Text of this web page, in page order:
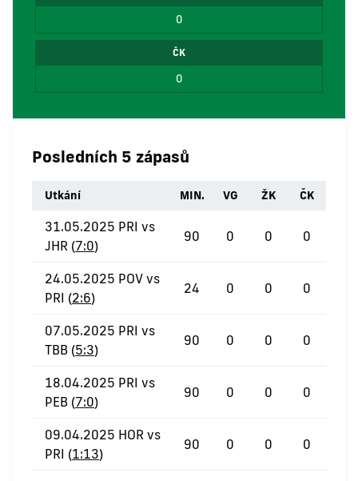
0
ČK
0
Posledních 5 zápasů
Utkání MIN. VG ŽK ČK
31.05.2025 PRI vs
JHR (7:0)
90 0 0 0
24.05.2025 POV vs
PRI (2:6)
24 0 0 0
07.05.2025 PRI vs
TBB (5:3)
90 0 0 0
18.04.2025 PRI vs
PEB (7:0)
90 0 0 0
09.04.2025 HOR vs
PRI (1:13)
90 0 0 0